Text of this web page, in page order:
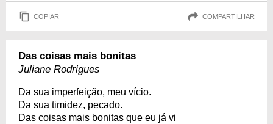
COPIAR COMPARTILHAR
Das coisas mais bonitas
Juliane Rodrigues
Da sua imperfeição, meu vício.
Da sua timidez, pecado.
Das coisas mais bonitas que eu já vi